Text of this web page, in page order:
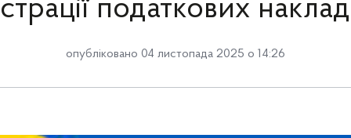
податкових
опубліковано 04 листопада 2025 о 14:26